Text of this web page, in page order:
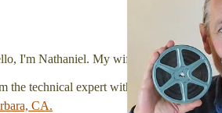
We transfer 8mm
stick (or hard
I'm Nathaniel. My wife Laura and I are
the technical expert with adegree in
CA.